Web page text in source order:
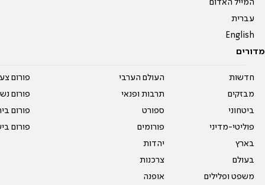
המייל האדום
עברית
English
מדורים
חדשות
מבזקים
ביטחוני
פוליטי-מדיני
בארץ
בעולם
משפט ופלילים
העולם הערבי
תרבות ופנאי
ספורט
פורומים
יהדות
צרכנות
אופנה
פורום
פורום
פורום
פורום